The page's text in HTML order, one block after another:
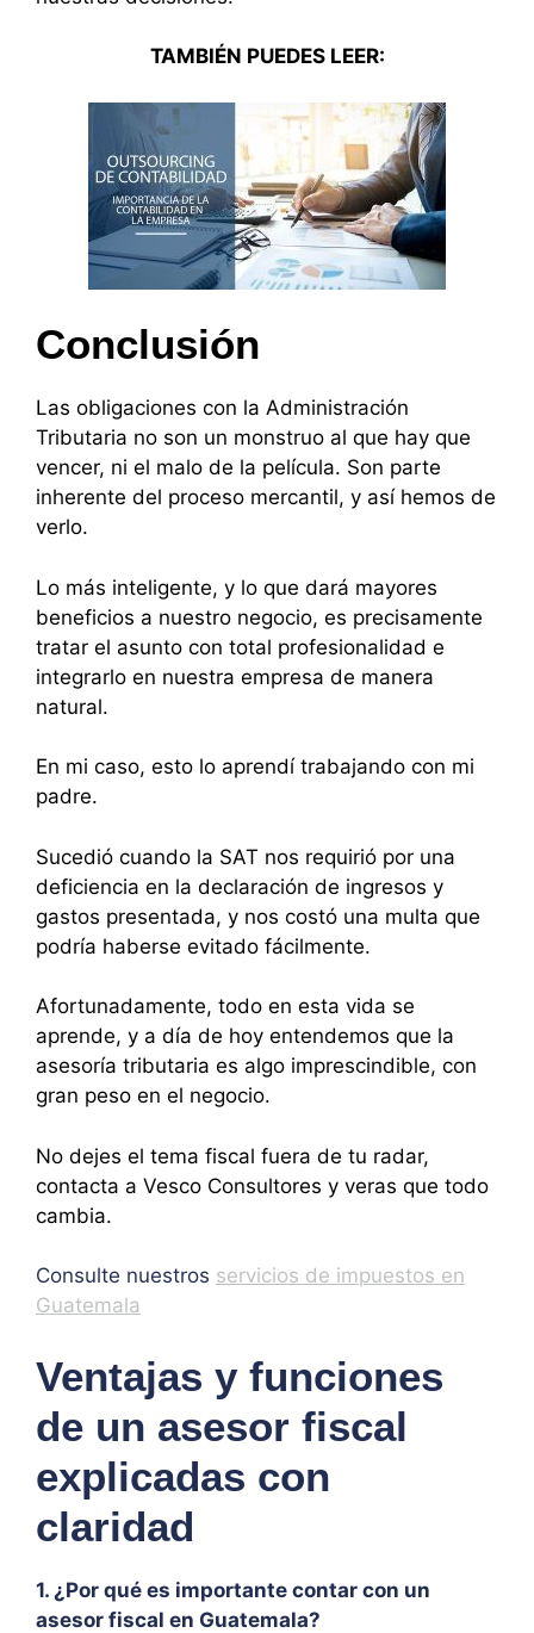
TAMBIÉN PUEDES LEER:
Conclusión
Las obligaciones con la Administración
Tributaria no son un monstruo al que hay que
vencer, ni el malo de la película. Son parte
inherente del proceso mercantil, y así hemos de
verlo.
Lo más inteligente, y lo que dará mayores
beneficios a nuestro negocio, es precisamente
tratar el asunto con total profesionalidad e
integrarlo en nuestra empresa de manera
natural.
En mi caso, esto lo aprendí trabajando con mi
padre.
Sucedió cuando la SAT nos requirió por una
deficiencia en la declaración de ingresos y
gastos presentada, y nos costó una multa que
podría haberse evitado fácilmente.
Afortunadamente, todo en esta vida se
aprende, y a día de hoy entendemos que la
asesoría tributaria es algo imprescindible, con
gran peso en el negocio.
No dejes el tema fiscal fuera de tu radar,
contacta a Vesco Consultores y veras que todo
cambia.
Consulte nuestros servicios de impuestos en
Guatemala
Ventajas y funciones
de un asesor fiscal
explicadas con
claridad
1. ¿Por qué es importante contar con un
asesor fiscal en Guatemala?